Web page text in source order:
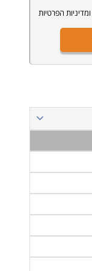
ומדיניות הפרטיות